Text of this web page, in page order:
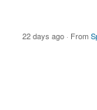
22 days ago · From